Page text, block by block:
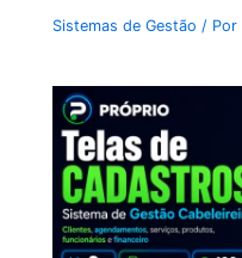
Sistemas de Gestão / Por